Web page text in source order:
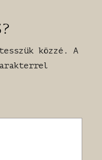
közzé.
A